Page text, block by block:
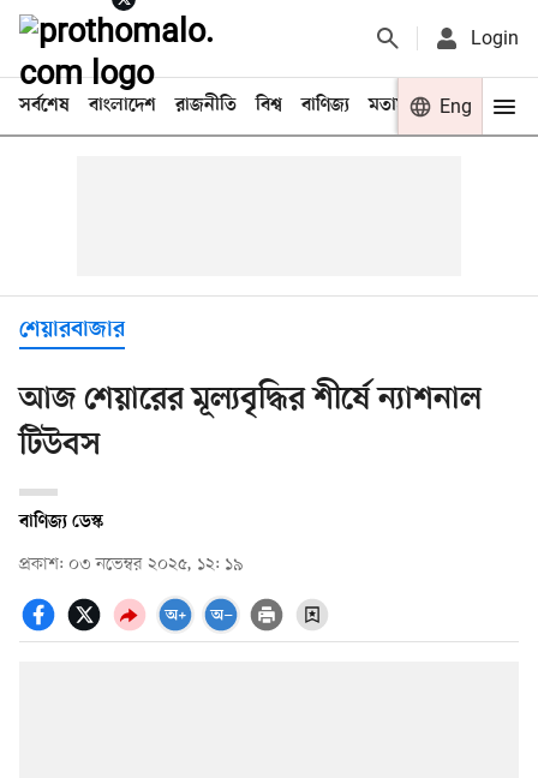
Login
সর্বশেষ বাংলাদেশ রাজনীতি বিশ্ব বাণিজ্য মতামত খেলা
Eng
শেয়ারবাজার
আজ শেয়ারের মূল্যবৃদ্ধির শীর্ষে ন্যাশনাল
টিউবস
বাণিজ্য ডেস্ক
প্রকাশ: ০৩ নভেম্বর ২০২৫, ১২: ১৯